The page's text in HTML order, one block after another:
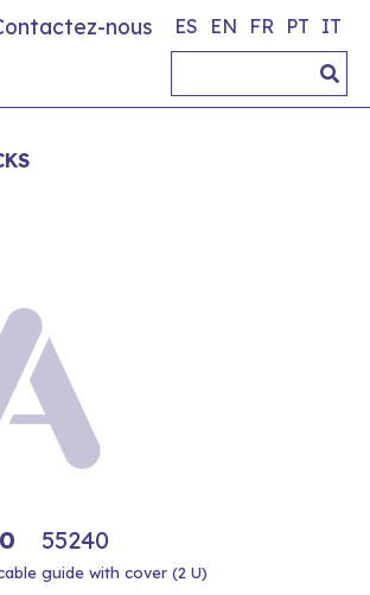
nous ES EN FR PT IT
55240
guide with cover (2 U)